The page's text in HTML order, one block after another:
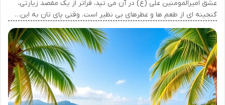
عشق امیرالمومنین علی (ع) در آن می تپد، فراتر از یک مقصد زیارتی،
گنجینه ای از طعم ها و عطرهای بی نظیر است. وقتی پای تان به این…